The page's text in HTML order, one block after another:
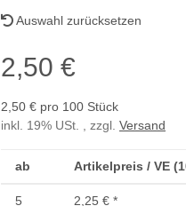
Auswahl zurücksetzen
2,50 €
2,50 € pro 100 Stück
inkl. 19% USt. , zzgl. Versand
ab Artikelpreis / VE
5 2,25 € *